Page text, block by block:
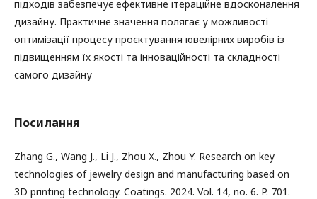
підходів забезпечує ефективне ітераційне вдосконалення
дизайну. Практичне значення полягає у можливості
оптимізації процесу проєктування ювелірних виробів із
підвищенням їх якості та інноваційності та складності
самого дизайну
Посилання
Zhang G., Wang J., Li J., Zhou X., Zhou Y. Research on key
technologies of jewelry design and manufacturing based on
3D printing technology. Coatings. 2024. Vol. 14, no. 6. P. 701.